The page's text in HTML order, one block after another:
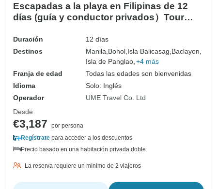
Escapadas a la playa en Filipinas de 12
días (guía y conductor privados）Tour
Duración
12 días
Destinos
Manila, Bohol, Isla Balicasag, Baclayon,
Isla de Panglao, +4 más
Franja de edad
Todas las edades son bienvenidas
Idioma
Solo: Inglés
Operador
UME Travel Co. Ltd
Desde
€3,187
por persona
Regístrate para acceder a los descuentos
Precio basado en una habitación privada doble
La reserva requiere un mínimo de 2 viajeros